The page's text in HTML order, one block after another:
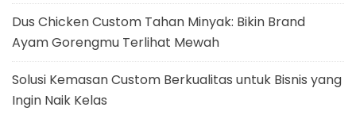
Dus Chicken Custom Tahan Minyak: Bikin Brand
Ayam Gorengmu Terlihat Mewah
Solusi Kemasan Custom Berkualitas untuk Bisnis yang
Ingin Naik Kelas